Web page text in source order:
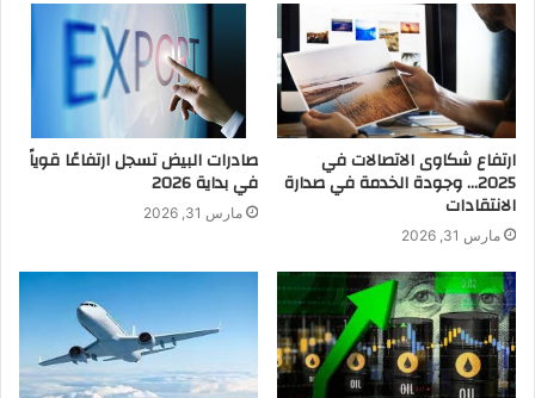
ارتفاع شكاوى الاتصالات في
2025… وجودة الخدمة في صدارة
الانتقادات
مارس 31, 2026
صادرات البيض تسجل ارتفاعًا قوياً
في بداية 2026
مارس 31, 2026